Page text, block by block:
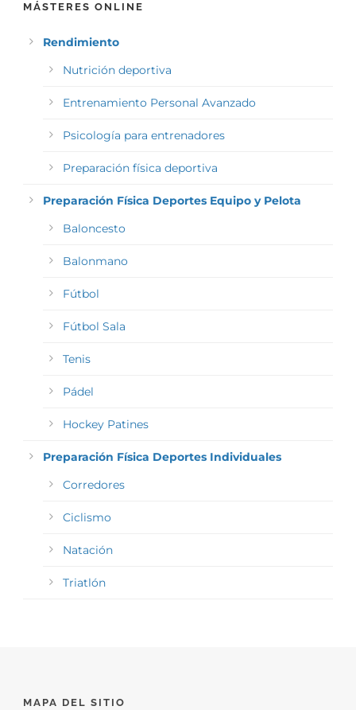
MÁSTERES ONLINE
Rendimiento
Nutrición deportiva
Entrenamiento Personal Avanzado
Psicología para entrenadores
Preparación física deportiva
Preparación Física Deportes Equipo y Pelota
Baloncesto
Balonmano
Fútbol
Fútbol Sala
Tenis
Pádel
Hockey Patines
Preparación Física Deportes Individuales
Corredores
Ciclismo
Natación
Triatlón
MAPA DEL SITIO